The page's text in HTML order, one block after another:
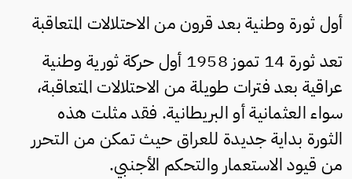
أول ثورة وطنية بعد قرون من الاحتلالات المتعاقبة
تعد ثورة 14 تموز 1958 أول حركة ثورية وطنية
عراقية بعد فترات طويلة من الاحتلالات المتعاقبة،
سواء العثمانية أو البريطانية. فقد مثلت هذه
الثورة بداية جديدة للعراق حيث تمكن من التحرر
من قيود الاستعمار والتحكم الأجنبي.